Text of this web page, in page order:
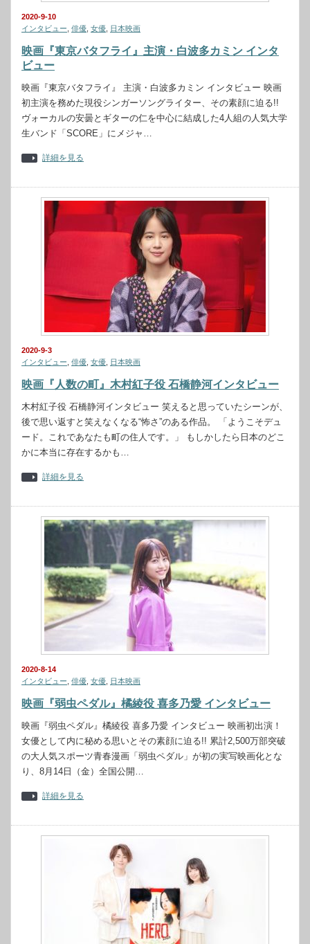
2020-9-10
インタビュー 俳優 女優 日本映画
映画『東京バタフライ』主演・白波多カミン インタ
ビュー
映画『東京バタフライ』 主演・白波多カミン インタビュー 映画
初主演を務めた現役シンガーソングライター、その素顔に迫る!!
ヴォーカルの安曇とギターの仁を中心に結成した4人組の人気大学
生バンド「SCORE」にメジャ…
詳細を見る
2020-9-3
インタビュー 俳優 女優 日本映画
映画『人数の町』木村紅子役 石橋静河インタビュー
木村紅子役 石橋静河インタビュー 笑えると思っていたシーンが、
後で思い返すと笑えなくなる“怖さ”のある作品。 「ようこそデュ
ード。これであなたも町の住人です。」 もしかしたら日本のどこ
かに本当に存在するかも…
詳細を見る
2020-8-14
インタビュー 俳優 女優 日本映画
映画『弱虫ペダル』橘綾役 喜多乃愛 インタビュー
映画『弱虫ペダル』橘綾役 喜多乃愛 インタビュー 映画初出演！
女優として内に秘める思いとその素顔に迫る!! 累計2,500万部突破
の大人気スポーツ青春漫画「弱虫ペダル」が初の実写映画化とな
り、8月14日（金）全国公開…
詳細を見る